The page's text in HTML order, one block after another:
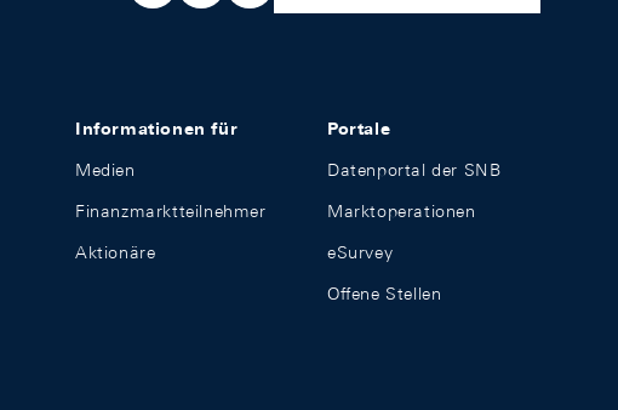
Informationen für
Medien
Finanzmarktteilnehmer
Aktionäre
Portale
Datenportal der SNB
Marktoperationen
eSurvey
Offene Stellen